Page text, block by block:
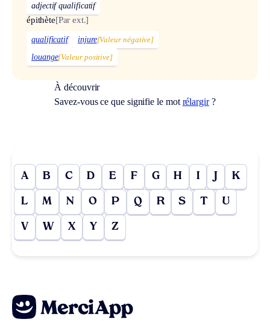
adjectif qualificatif
épithète[Par ext.]
qualificatif injure[Valeur négative]
louange[Valeur positive]
À découvrir
Savez-vous ce que signifie le mot rélargir?
A B C D E F G H I J K
L M N O P Q R S T U
V W X Y Z